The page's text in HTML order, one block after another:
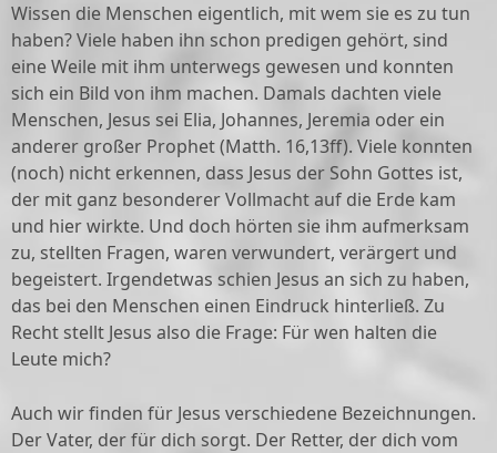
Wissen die Menschen eigentlich, mit wem sie es zu tun
haben? Viele haben ihn schon predigen gehört, sind
eine Weile mit ihm unterwegs gewesen und konnten
sich ein Bild von ihm machen. Damals dachten viele
Menschen, Jesus sei Elia, Johannes, Jeremia oder ein
anderer großer Prophet (Matth. 16,13ff). Viele konnten
(noch) nicht erkennen, dass Jesus der Sohn Gottes ist,
der mit ganz besonderer Vollmacht auf die Erde kam
und hier wirkte. Und doch hörten sie ihm aufmerksam
zu, stellten Fragen, waren verwundert, verärgert und
begeistert. Irgendetwas schien Jesus an sich zu haben,
das bei den Menschen einen Eindruck hinterließ. Zu
Recht stellt Jesus also die Frage: Für wen halten die
Leute mich?
Auch wir finden für Jesus verschiedene Bezeichnungen.
Der Vater, der für dich sorgt. Der Retter, der dich vom